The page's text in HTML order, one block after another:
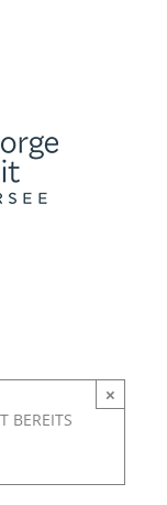
BEREITS
×